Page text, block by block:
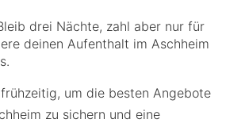
drei Nächte, zahl aber nur für
deinen Aufenthalt im Aschheim
um die besten Angebote
zu sichern und eine